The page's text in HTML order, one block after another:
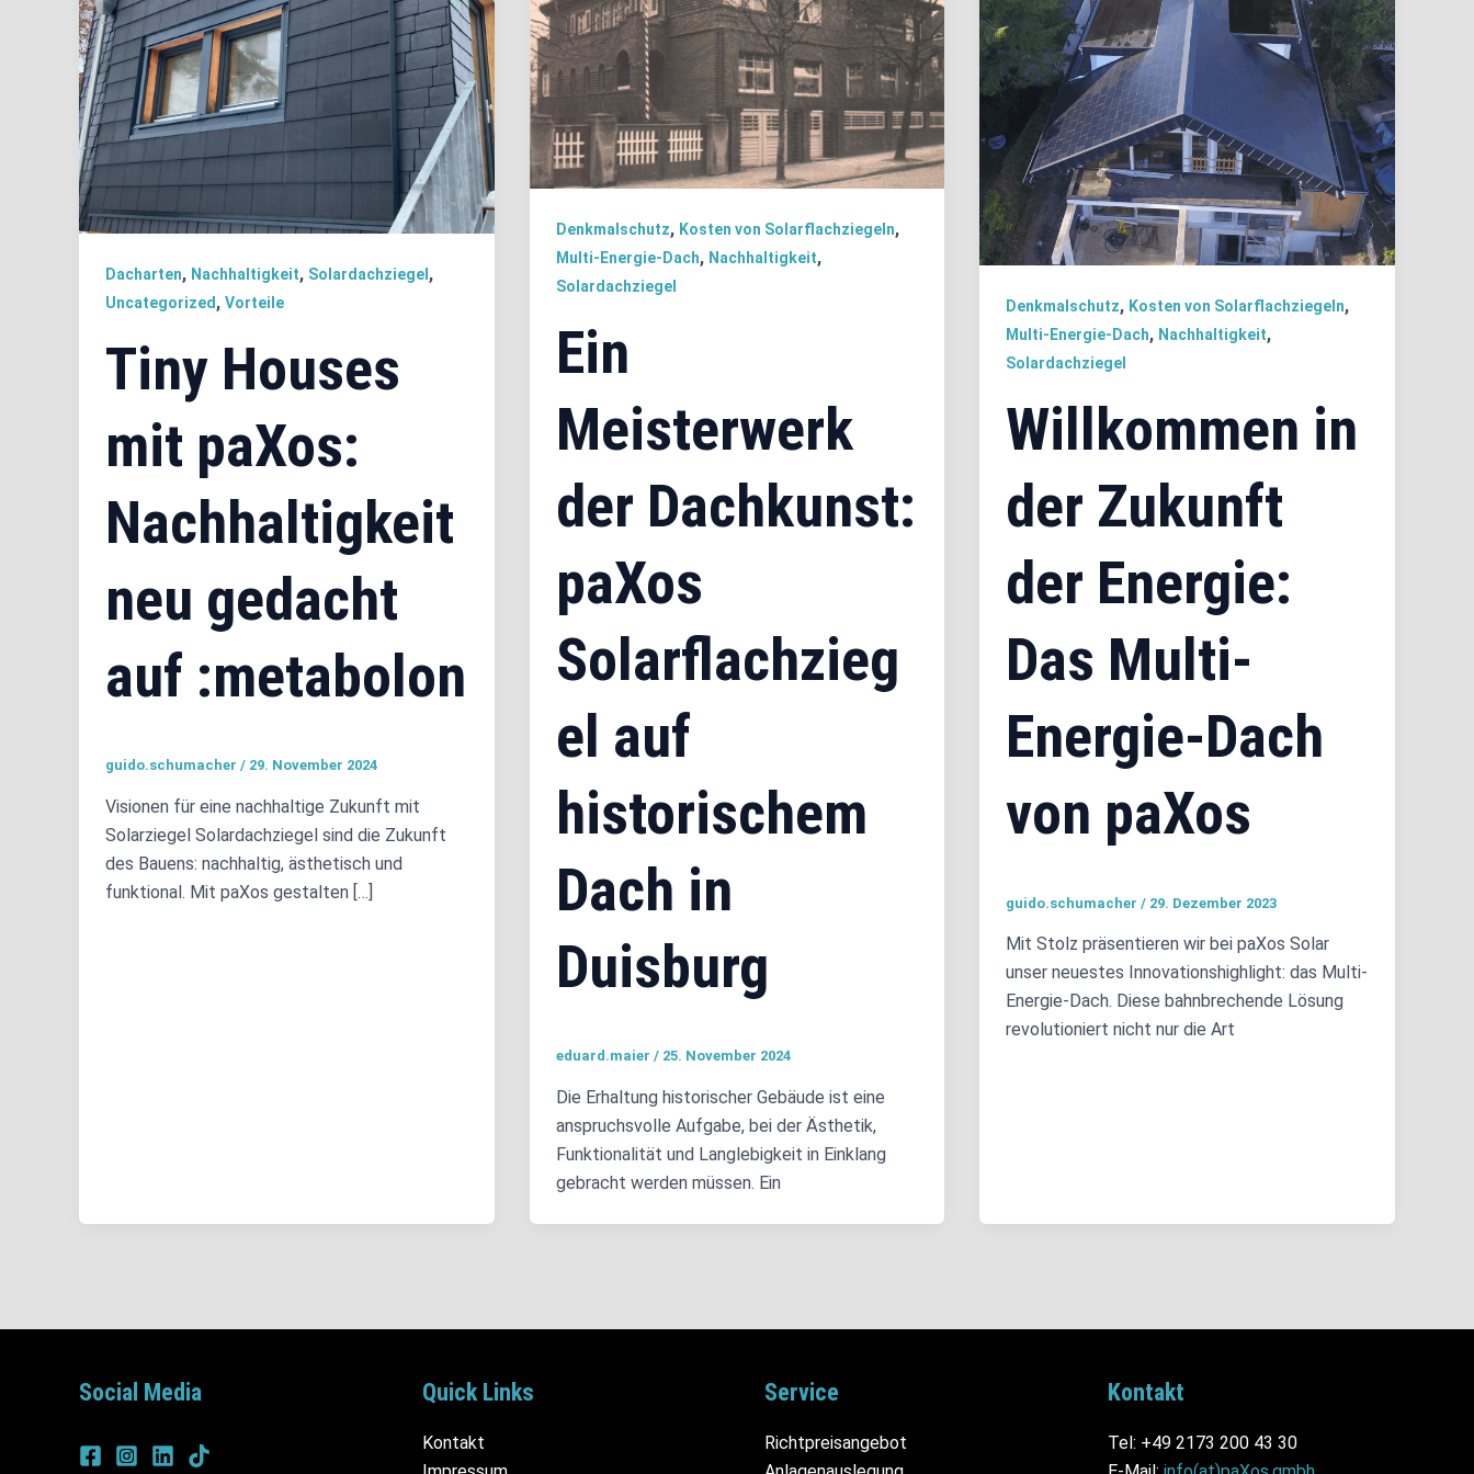
Dacharten, Nachhaltigkeit, Solardachziegel ,
Uncategorized , Vorteile
Tiny Houses
mit paXos:
Nachhaltigkeit
neu gedacht
auf :metabolon
guido.schumacher / 29. November 2024
Visionen für eine nachhaltige Zukunft mit
Solarziegel Solardachziegel sind die Zukunft
des Bauens: nachhaltig, ästhetisch und
funktional. Mit paXos gestalten […]
Denkmalschutz, Kosten von Solarflachziegeln,
Multi-Energie-Dach, Nachhaltigkeit,
Solardachziegel
Ein
Meisterwerk
der Dachkunst:
paXos
Solarflachzieg
el auf
historischem
Dach in
Duisburg
eduard.maier / 25. November 2024
Die Erhaltung historischer Gebäude ist eine
anspruchsvolle Aufgabe, bei der Ästhetik,
Funktionalität und Langlebigkeit in Einklang
gebracht werden müssen. Ein
Denkmalschutz, Kosten von Solarflachziegeln,
Multi-Energie-Dach, Nachhaltigkeit,
Solardachziegel
Willkommen in
der Zukunft
der Energie:
Das Multi-
Energie-Dach
von paXos
guido.schumacher/ 29. Dezember 2023
Mit Stolz präsentieren wir bei paXos Solar
unser neuestes Innovationshighlight: das Multi-
Energie-Dach. Diese bahnbrechende Lösung
revolutioniert nicht nur die Art
Social Media Quick Links
Kontakt
Service
Richtpreisangebot
Kontakt
Tel: +49 2173 200 43 30